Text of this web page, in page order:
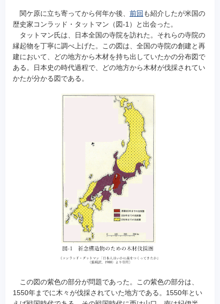
関ケ原に立ち寄ってから何年か後、 前回も紹介したが米国の
歴史家コンラッド・タットマン（図-1）と出会った。
タットマン氏は、日本全国の寺院を訪れた。それらの寺院の
縁起物を丁寧に調べ上げた。この図は、全国の寺院の創建と再
建において、どの地方から木材を持ち出していたかの分布図で
ある。日本史の時代過程で、どの地方から木材が伐採されてい
かたが分かる図である。
この図の紫色の部分が問題であった。この紫色の部分は、
1550年までに木々が伐採されていた地方である。1550年とい